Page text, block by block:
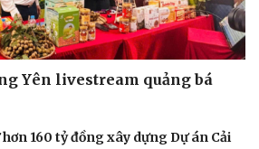
Công nghệ
Sành điệu
Tin Công nghệ
Chuyển đổi số
Yên livestream quảng bá
160 tỷ đồng xây dựng Dự án Cải